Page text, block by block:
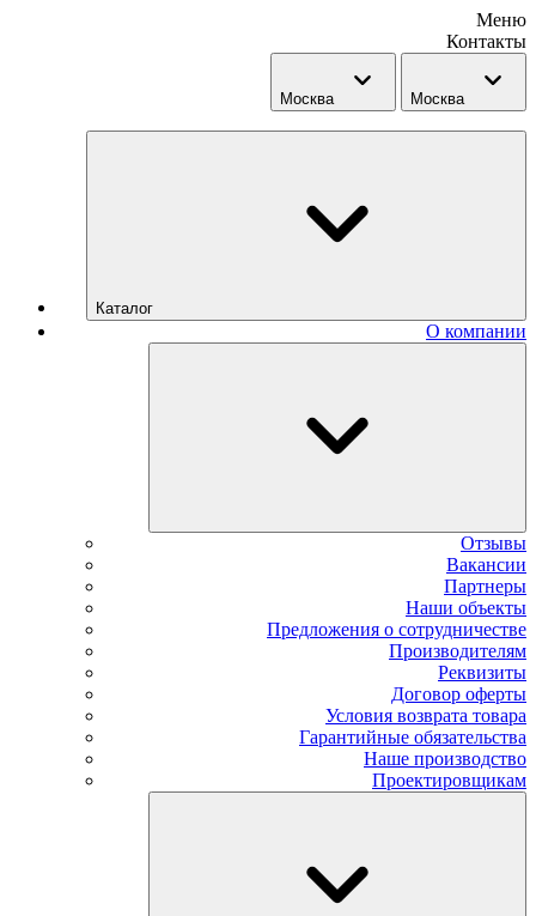
Меню
Контакты
Москва Москва
Каталог
О компании
Отзывы
Вакансии
Партнеры
Наши объекты
Предложения о сотрудничестве
Производителям
Реквизиты
Договор оферты
Условия возврата товара
Гарантийные обязательства
Наше производство
Проектировщикам